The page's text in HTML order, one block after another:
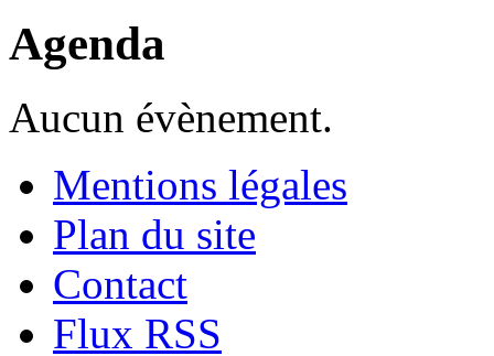
Agenda
Aucun évènement.
Mentions légales
Plan du site
Contact
Flux RSS